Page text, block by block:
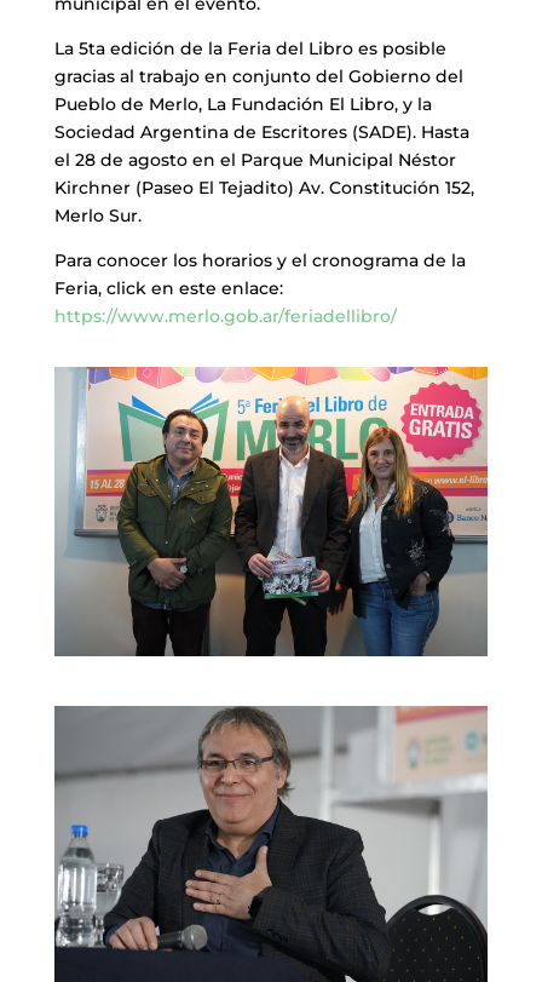
La 5ta edición de la Feria del Libro es posible
gracias al trabajo en conjunto del Gobierno del
Pueblo de Merlo, La Fundación El Libro, y la
Sociedad Argentina de Escritores (SADE). Hasta
el 28 de agosto en el Parque Municipal Néstor
Kirchner (Paseo El Tejadito) Av. Constitución 152,
Merlo Sur.
Para conocer los horarios y el cronograma de la
Feria, click en este enlace:
https://www.merlo.gob.ar/feriadellibro/